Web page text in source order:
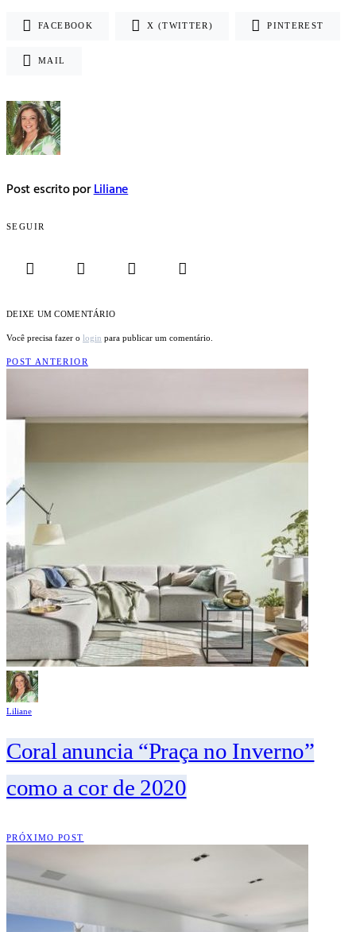
FACEBOOK X (TWITTER) PINTEREST
MAIL
Post escrito porLiliane
SEGUIR
DEIXE UM COMENTÁRIO
Você precisa fazer o login para publicar um comentário.
POST ANTERIOR
Liliane
Coral anuncia “Praça no Inverno”
como a cor de 2020
PRÓXIMO POST